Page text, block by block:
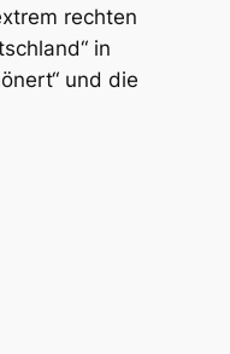
rechten
in
und die